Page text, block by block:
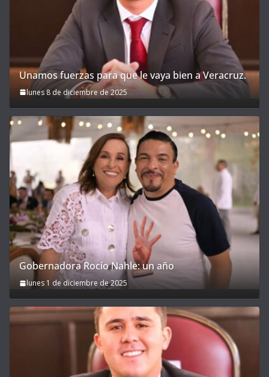
Unamos fuerzas para que le vaya bien a Veracruz.
lunes 8 de diciembre de 2025
Gobernadora Rocío Nahle: un año
lunes 1 de diciembre de 2025